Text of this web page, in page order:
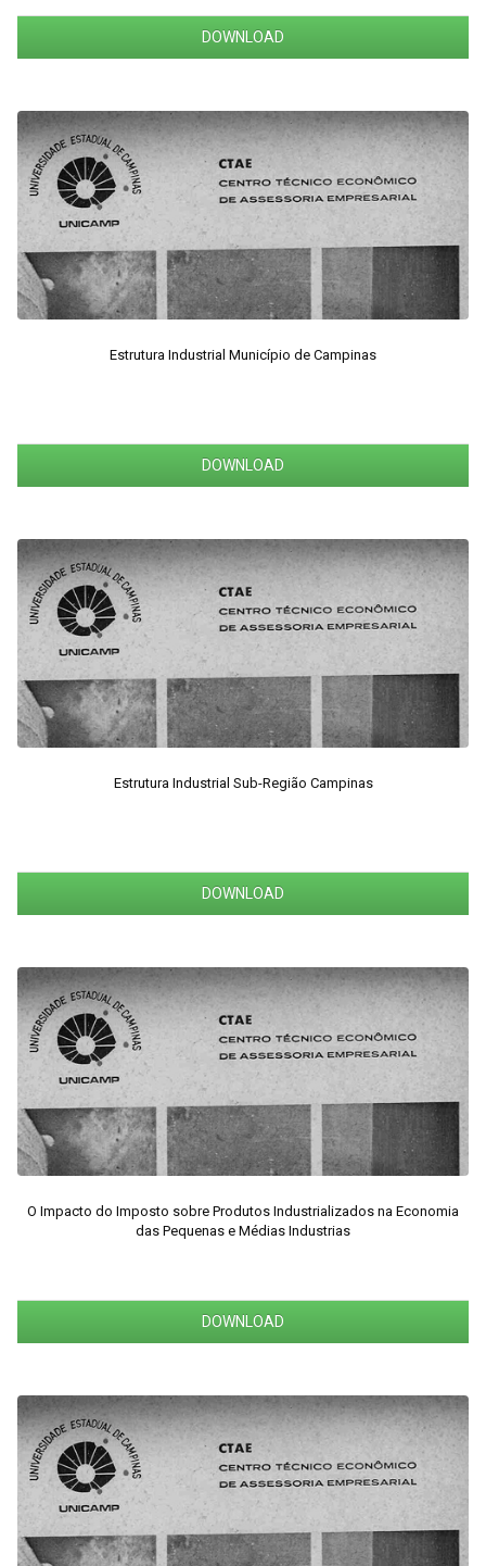
DOWNLOAD
Estrutura Industrial Município de Campinas
DOWNLOAD
Estrutura Industrial Sub-Região Campinas
DOWNLOAD
O Impacto do Imposto sobre Produtos Industrializados na Economia
das Pequenas e Médias Industrias
DOWNLOAD